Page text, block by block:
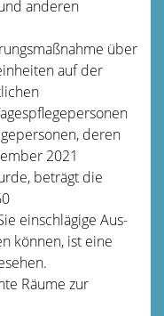
anderen
über
auf der
deren
2021
beträgt die
einschlägige Aus-
können, ist eine
Räume zur